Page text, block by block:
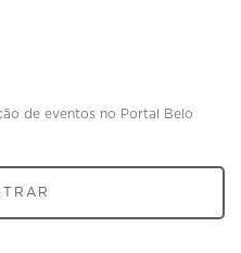
de eventos no Portal Belo